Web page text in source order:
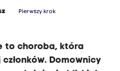
Pierwszy krok
to choroba, która
Domownicy